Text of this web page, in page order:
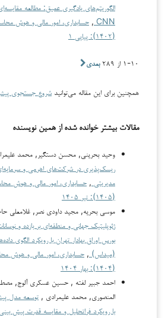
CNN
,
(۱۴۰۲): پیاپی ۱
۱-۱۰ از ۲۸۹ بعدی
همچنین برای این مقاله می‌توانید شروع جستجوی
مقالات بیشتر خوانده شده از همین نویسنده
وحید بحرینی, محسن دستگیر, محمد
ریسک‌پذیری در شرکت‌های اهرمی و
مدیریتی ,
(۱۴۰۵): تیر ۱۴۰۵
موسی بحریه, مجید داودی نصر, غلامعلی
ژئوپلیتیک جهانی و منطقه‌ای بر بازده و
بورس اوراق بهادار تهران با رویکرد الگوی
(میداس) ,
(۱۴۰۴): بهار ۱۴۰۴
احمد جبير لفته , حسین عسکری آلوج,
المنصوري, محمد علیمرادی , توسعه مدل
با رویکرد فراتحلیل و مقایسه قدرت پیش